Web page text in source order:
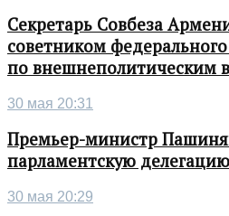
Секретарь Совбеза
советником
по внешнеполитическим
30 мая 20:31
Премьер-министр
парламентскую
30 мая 20:29